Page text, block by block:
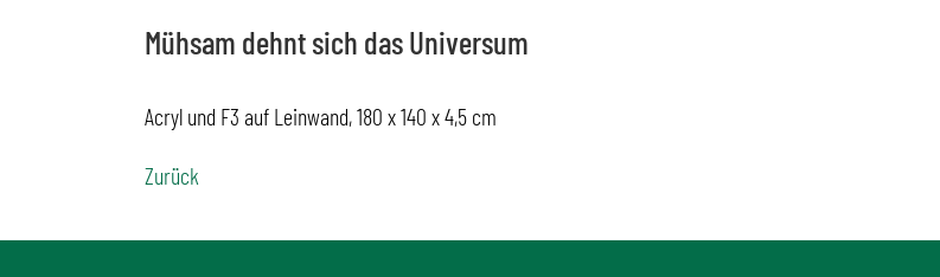
Mühsam dehnt sich das Universum
Acryl und F3 auf Leinwand, 180 x 140 x 4,5 cm
Zurück